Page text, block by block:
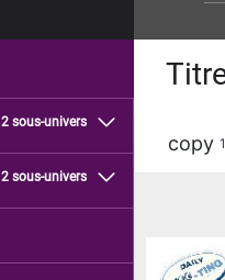
2 sous-univers
2 sous-univers
copy